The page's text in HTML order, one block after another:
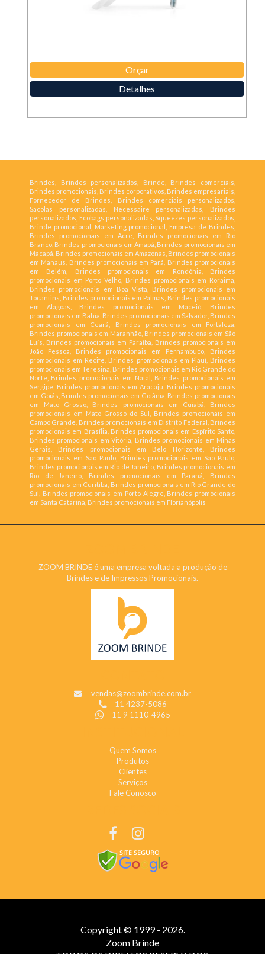
Orçar
Detalhes
Brindes, Brindes personalizados, Brinde, Brindes comerciais,
Brindes promocionais, Brindes corporativos, Brindes empresariais,
Fornecedor de Brindes, Brindes comerciais personalizados,
Sacolas personalizadas, Necessaire personalizadas, Brindes
personalizados, Ecobags personalizadas, Squeezes personalizados,
Brinde promocional, Marketing promocional, Empresa de Brindes,
Brindes promocionais em Acre, Brindes promocionais em Rio
Branco, Brindes promocionais em Amapá, Brindes promocionais em
Macapá, Brindes promocionais em Amazonas, Brindes promocionais
em Manaus, Brindes promocionais em Pará, Brindes promocionais
em Belém, Brindes promocionais em Rondônia, Brindes
promocionais em Porto Velho, Brindes promocionais em Roraima,
Brindes promocionais em Boa Vista, Brindes promocionais em
Tocantins, Brindes promocionais em Palmas, Brindes promocionais
em Alagoas, Brindes promocionais em Maceió, Brindes
promocionais em Bahia, Brindes promocionais em Salvador, Brindes
promocionais em Ceará, Brindes promocionais em Fortaleza,
Brindes promocionais em Maranhão, Brindes promocionais em São
Luís, Brindes promocionais em Paraíba, Brindes promocionais em
João Pessoa, Brindes promocionais em Pernambuco, Brindes
promocionais em Recife, Brindes promocionais em Piauí, Brindes
promocionais em Teresina, Brindes promocionais em Rio Grande do
Norte, Brindes promocionais em Natal, Brindes promocionais em
Sergipe, Brindes promocionais em Aracaju, Brindes promocionais
em Goiás, Brindes promocionais em Goiânia, Brindes promocionais
em Mato Grosso, Brindes promocionais em Cuiabá, Brindes
promocionais em Mato Grosso do Sul, Brindes promocionais em
Campo Grande, Brindes promocionais em Distrito Federal, Brindes
promocionais em Brasília, Brindes promocionais em Espírito Santo,
Brindes promocionais em Vitória, Brindes promocionais em Minas
Gerais, Brindes promocionais em Belo Horizonte, Brindes
promocionais em São Paulo, Brindes promocionais em São Paulo,
Brindes promocionais em Rio de Janeiro, Brindes promocionais em
Rio de Janeiro, Brindes promocionais em Paraná, Brindes
promocionais em Curitiba, Brindes promocionais em Rio Grande do
Sul, Brindes promocionais em Porto Alegre, Brindes promocionais
em Santa Catarina, Brindes promocionais em Florianópolis
ZOOM BRINDE é uma empresa voltada a produção de
Brindes e de Impressos Promocionais.
vendas@zoombrinde.com.br
11 4237-5086
11 9 1110-4965
Quem Somos
Produtos
Clientes
Serviços
Fale Conosco
Copyright © 1999 - 2026.
Zoom Brinde